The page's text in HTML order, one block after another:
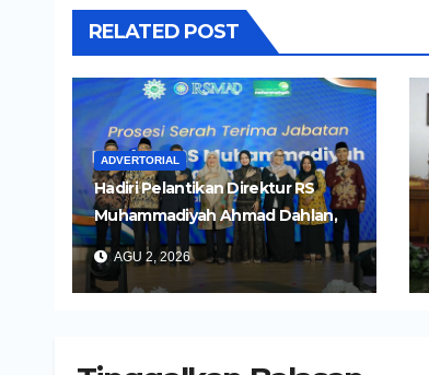
RELATED POST
ADVERTORIAL
Hadiri Pelantikan Direktur RS
Muhammadiyah Ahmad Dahlan,
Wali Kota Kediri Tekankan
Pelayanan Kesehatan yang
Humanis
AGU 2, 2026